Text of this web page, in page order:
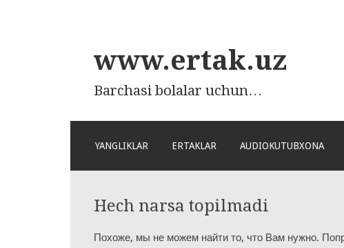
www.ertak.uz
Barchasi bolalar uchun…
СОДЕРЖАНИЮ
YANGLIKLAR ERTAKLAR AUDIOKUTUBXONA
Hech narsa topilmadi
Похоже, мы не можем найти то, что Вам нужно.